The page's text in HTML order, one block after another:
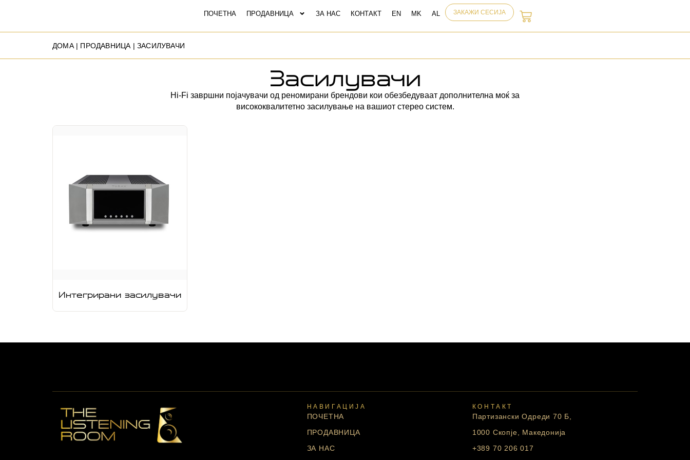
ПОЧЕТНА ПРОДАВНИЦА ЗА НАС КОНТАКТ ЗАКАЖИ СЕСИЈА
ДОМА| ПРОДАВНИЦА | ЗАСИЛУВАЧИ
Засилувачи
Hi-Fi завршни појачувачи од реномирани брендови кои обезбедуваат дополнителна моќ за
висококвалитетно засилување на вашиот стерео систем.
Интегрирани засилувачи
НАВИГАЦИЈА
ПОЧЕТНА
ПРОДАВНИЦА
ЗА НАС
КОНТАКТ
Партизански Одреди 70 Б,
1000 Скопје, Македонија
+389 70 206 017